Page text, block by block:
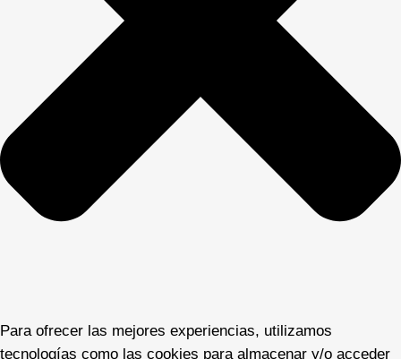
Para ofrecer las mejores experiencias, utilizamos
tecnologías como las cookies para almacenar y/o acceder